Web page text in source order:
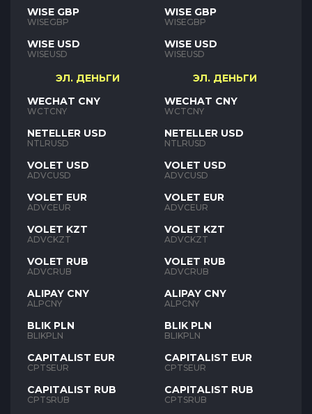
WISE GBP
WISEGBP
WISE USD
WISEUSD
ЭЛ. ДЕНЬГИ
WECHAT CNY
WCTCNY
NETELLER USD
NTLRUSD
VOLET USD
ADVCUSD
VOLET EUR
ADVCEUR
VOLET KZT
ADVCKZT
VOLET RUB
ADVCRUB
ALIPAY CNY
ALPCNY
BLIK PLN
BLIKPLN
CAPITALIST EUR
CPTSEUR
CAPITALIST RUB
CPTSRUB
WISE GBP
WISEGBP
WISE USD
WISEUSD
ЭЛ. ДЕНЬГИ
WECHAT CNY
WCTCNY
NETELLER USD
NTLRUSD
VOLET USD
ADVCUSD
VOLET EUR
ADVCEUR
VOLET KZT
ADVCKZT
VOLET RUB
ADVCRUB
ALIPAY CNY
ALPCNY
BLIK PLN
BLIKPLN
CAPITALIST EUR
CPTSEUR
CAPITALIST RUB
CPTSRUB